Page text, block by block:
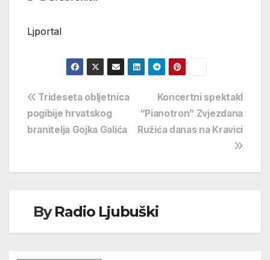
Ljportal
Navigacija
objava
Koncertni spektakl
“Pianotron” Zvjezdana
Ružića danas na Kravici
Trideseta obljetnica
pogibije hrvatskog
branitelja Gojka Galića
ByRadio Ljubuški